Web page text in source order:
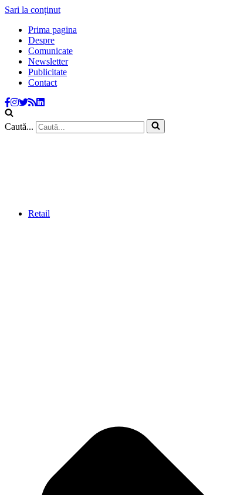
Sari la conținut
Prima pagina
Despre
Comunicate
Newsletter
Publicitate
Contact
Caută...
Retail